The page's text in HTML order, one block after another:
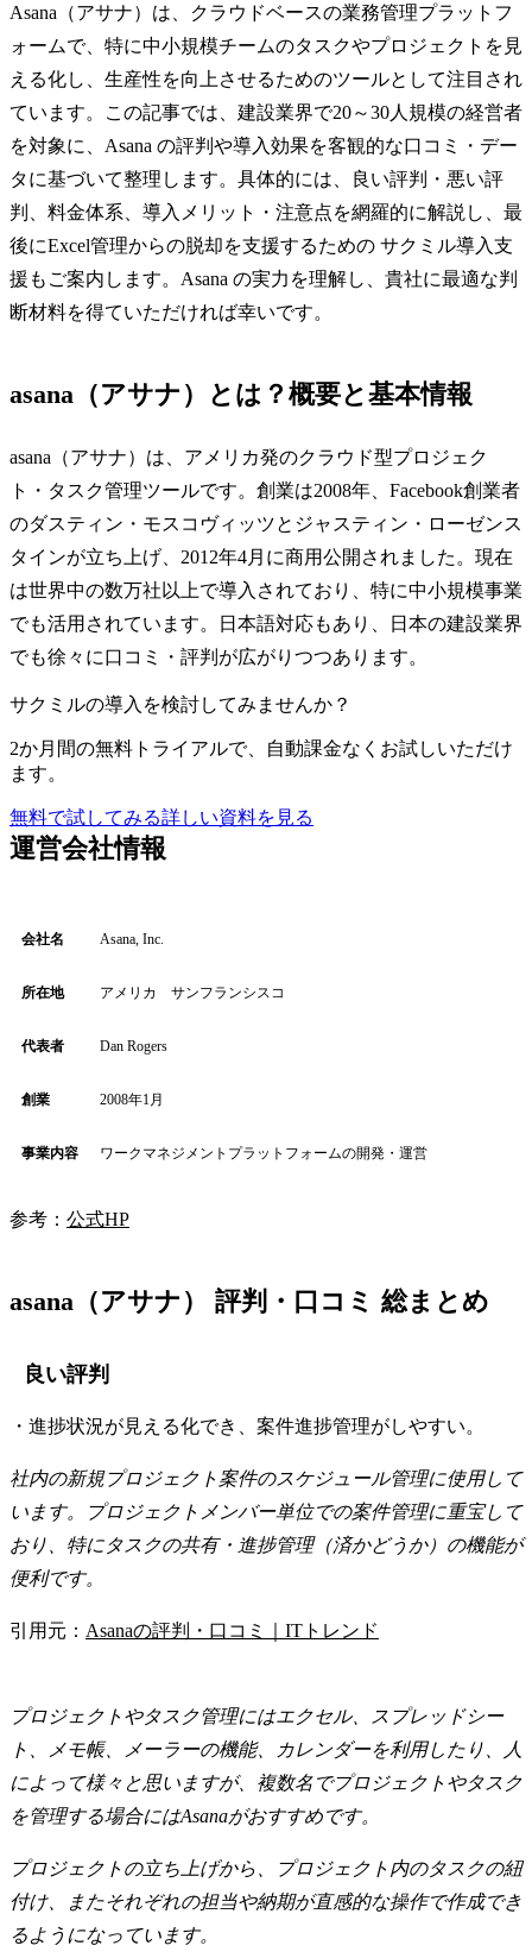
Asana（アサナ）は、クラウドベースの業務管理プラットフ
ォームで、特に中小規模チームのタスクやプロジェクトを見
える化し、生産性を向上させるためのツールとして注目され
ています。この記事では、建設業界で20～30人規模の経営者
を対象に、Asana の評判や導入効果を客観的な口コミ・デー
タに基づいて整理します。具体的には、良い評判・悪い評
判、料金体系、導入メリット・注意点を網羅的に解説し、最
後にExcel管理からの脱却を支援するための サクミル導入支
援もご案内します。Asana の実力を理解し、貴社に最適な判
断材料を得ていただければ幸いです。
asana（アサナ）とは？概要と基本情報
asana（アサナ）は、アメリカ発のクラウド型プロジェク
ト・タスク管理ツールです。創業は2008年、Facebook創業者
のダスティン・モスコヴィッツとジャスティン・ローゼンス
タインが立ち上げ、2012年4月に商用公開されました。現在
は世界中の数万社以上で導入されており、特に中小規模事業
でも活用されています。日本語対応もあり、日本の建設業界
でも徐々に口コミ・評判が広がりつつあります。
サクミルの導入を検討してみませんか？
2か月間の無料トライアルで、自動課金なくお試しいただけ
ます。
無料で試してみる詳しい資料を見る
運営会社情報
会社名 Asana, Inc.
所在地 アメリカ サンフランシスコ
代表者 Dan Rogers
創業 2008年1月
事業内容 ワークマネジメントプラットフォームの開発・運営
参考： 公式HP
asana（アサナ） 評判・口コミ 総まとめ
良い評判
・進捗状況が見える化でき、案件進捗管理がしやすい。
社内の新規プロジェクト案件のスケジュール管理に使用して
います。プロジェクトメンバー単位での案件管理に重宝して
おり、特にタスクの共有・進捗管理（済かどうか）の機能が
便利です。
引用元： Asanaの評判・口コミ｜ITトレンド
プロジェクトやタスク管理にはエクセル、スプレッドシー
ト、メモ帳、メーラーの機能、カレンダーを利用したり、人
によって様々と思いますが、複数名でプロジェクトやタスク
を管理する場合にはAsanaがおすすめです。
プロジェクトの立ち上げから、プロジェクト内のタスクの紐
付け、またそれぞれの担当や納期が直感的な操作で作成でき
るようになっています。